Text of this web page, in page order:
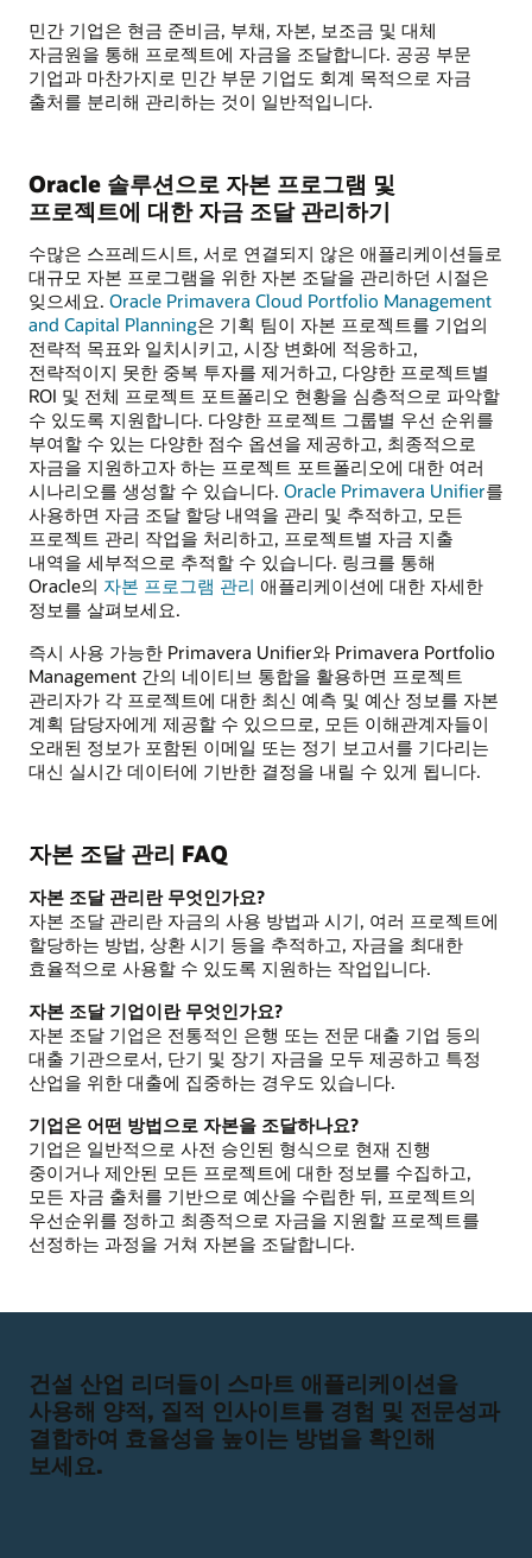
민간 기업은 현금 준비금, 부채, 자본, 보조금 및 대체
자금원을 통해 프로젝트에 자금을 조달합니다. 공공 부문
기업과 마찬가지로 민간 부문 기업도 회계 목적으로 자금
출처를 분리해 관리하는 것이 일반적입니다.
Oracle 솔루션으로 자본 프로그램 및
프로젝트에 대한 자금 조달 관리하기
수많은 스프레드시트, 서로 연결되지 않은 애플리케이션들로
대규모 자본 프로그램을 위한 자본 조달을 관리하던 시절은
잊으세요. Oracle Primavera Cloud Portfolio Management
and Capital Planning은 기획 팀이 자본 프로젝트를 기업의
전략적 목표와 일치시키고, 시장 변화에 적응하고,
전략적이지 못한 중복 투자를 제거하고, 다양한 프로젝트별
ROI 및 전체 프로젝트 포트폴리오 현황을 심층적으로 파악할
수 있도록 지원합니다. 다양한 프로젝트 그룹별 우선 순위를
부여할 수 있는 다양한 점수 옵션을 제공하고, 최종적으로
자금을 지원하고자 하는 프로젝트 포트폴리오에 대한 여러
시나리오를 생성할 수 있습니다. Oracle Primavera Unifier를
사용하면 자금 조달 할당 내역을 관리 및 추적하고, 모든
프로젝트 관리 작업을 처리하고, 프로젝트별 자금 지출
내역을 세부적으로 추적할 수 있습니다. 링크를 통해
Oracle의 자본 프로그램 관리 애플리케이션에 대한 자세한
정보를 살펴보세요.
즉시 사용 가능한 Primavera Unifier와 Primavera Portfolio
Management 간의 네이티브 통합을 활용하면 프로젝트
관리자가 각 프로젝트에 대한 최신 예측 및 예산 정보를 자본
계획 담당자에게 제공할 수 있으므로, 모든 이해관계자들이
오래된 정보가 포함된 이메일 또는 정기 보고서를 기다리는
대신 실시간 데이터에 기반한 결정을 내릴 수 있게 됩니다.
자본 조달 관리 FAQ
자본 조달 관리란 무엇인가요?
자본 조달 관리란 자금의 사용 방법과 시기, 여러 프로젝트에
할당하는 방법, 상환 시기 등을 추적하고, 자금을 최대한
효율적으로 사용할 수 있도록 지원하는 작업입니다.
자본 조달 기업이란 무엇인가요?
자본 조달 기업은 전통적인 은행 또는 전문 대출 기업 등의
대출 기관으로서, 단기 및 장기 자금을 모두 제공하고 특정
산업을 위한 대출에 집중하는 경우도 있습니다.
기업은 어떤 방법으로 자본을 조달하나요?
기업은 일반적으로 사전 승인된 형식으로 현재 진행
중이거나 제안된 모든 프로젝트에 대한 정보를 수집하고,
모든 자금 출처를 기반으로 예산을 수립한 뒤, 프로젝트의
우선순위를 정하고 최종적으로 자금을 지원할 프로젝트를
선정하는 과정을 거쳐 자본을 조달합니다.
건설 산업 리더들이 스마트 애플리케이션을
사용해 양적, 질적 인사이트를 경험 및 전문성과
결합하여 효율성을 높이는 방법을 확인해
보세요.